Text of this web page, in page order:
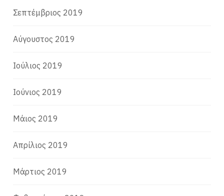
Σεπτέμβριος 2019
Αύγουστος 2019
Ιούλιος 2019
Ιούνιος 2019
Μάιος 2019
Απρίλιος 2019
Μάρτιος 2019